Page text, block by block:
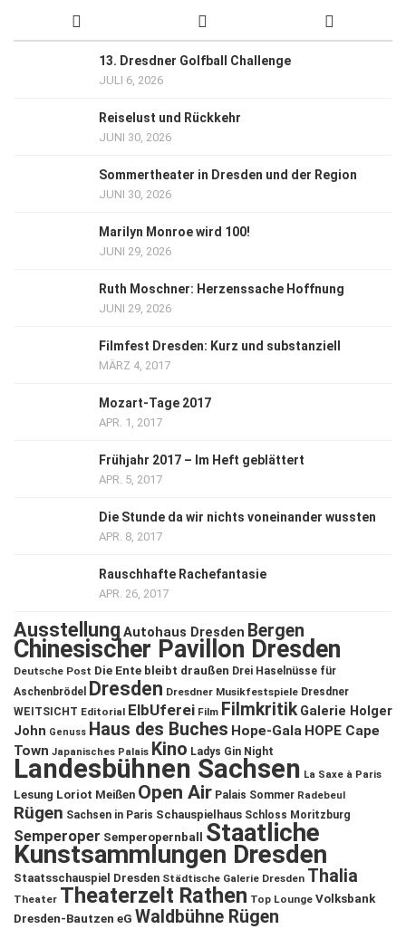
13. Dresdner Golfball Challenge
JULI 6, 2026
Reiselust und Rückkehr
JUNI 30, 2026
Sommertheater in Dresden und der Region
JUNI 30, 2026
Marilyn Monroe wird 100!
JUNI 29, 2026
Ruth Moschner: Herzenssache Hoffnung
JUNI 29, 2026
Filmfest Dresden: Kurz und substanziell
MÄRZ 4, 2017
Mozart-Tage 2017
APR. 1, 2017
Frühjahr 2017 – Im Heft geblättert
APR. 5, 2017
Die Stunde da wir nichts voneinander wussten
APR. 8, 2017
Rauschhafte Rachefantasie
APR. 26, 2017
Ausstellung Autohaus Dresden Bergen
Chinesischer Pavillon Dresden
Deutsche Post Die Ente bleibt draußen Drei Haselnüsse für
Aschenbrödel
Dresden Dresdner Musikfestspiele Dresdner
WEITSICHT Editorial ElbUferei Film Filmkritik Galerie Holger
John Genuss Haus des Buches Hope-Gala HOPE Cape
Town Japanisches Palais Kino Ladys Gin Night
Landesbühnen Sachsen La Saxe à Paris
Lesung Loriot Meißen Open Air Palais Sommer Radebeul
Rügen Sachsen in Paris Schauspielhaus Schloss Moritzburg
Semperoper Semperopernball Staatliche
Kunstsammlungen Dresden
Staatsschauspiel Dresden Städtische Galerie Dresden Thalia
Theater Theaterzelt Rathen Top Lounge Volksbank
Dresden-Bautzen eG Waldbühne Rügen